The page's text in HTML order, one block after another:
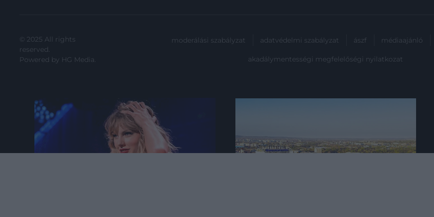
© 2025 All rights
reserved.
Powered by HG Media.
moderálási szabályzat adatvédelmi szabályzat ászf médiaajánló
akadálymentességi megfelelőségi nyilatkozat